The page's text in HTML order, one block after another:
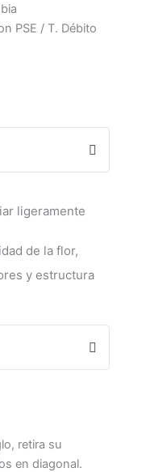
PSE / T. Débito
ligeramente
de la flor,
y estructura
retira su
en diagonal.